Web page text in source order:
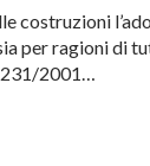
costruzioni
per ragioni di
231/2001…